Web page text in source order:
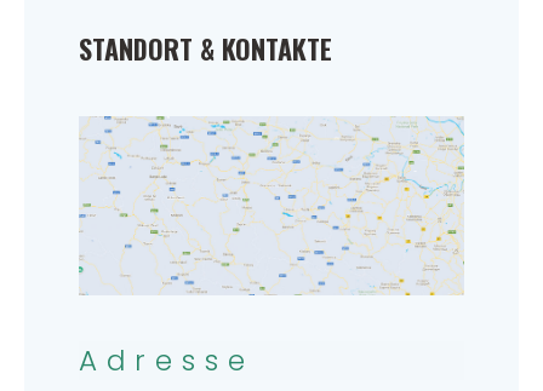
STANDORT & KONTAKTE
Adresse